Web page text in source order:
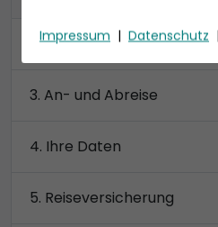
Kabine
An- und Abreise
Ihre Daten
Reiseversicherung
Impressum | Datenschutz |